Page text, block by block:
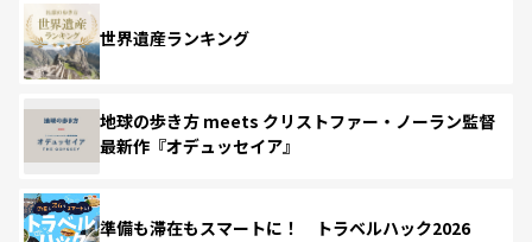
世界遺産ランキング
地球の歩き方 meets クリストファー・ノーラン監督
最新作『オデュッセイア』
準備も滞在もスマートに！ トラベルハック2026